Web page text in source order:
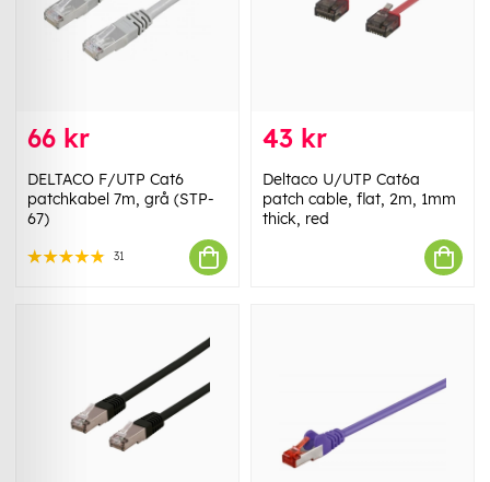
66 kr
DELTACO F/UTP Cat6
patchkabel 7m, grå (STP-
67)
31
43 kr
Deltaco U/UTP Cat6a
patch cable, flat, 2m, 1mm
thick, red